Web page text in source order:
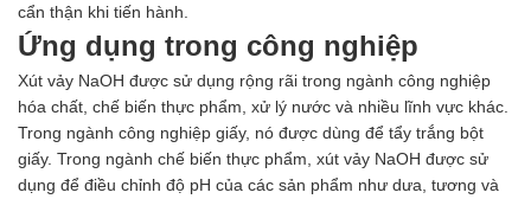
cẩn thận khi tiến hành.
Ứng dụng trong công nghiệp
Xút vảy NaOH được sử dụng rộng rãi trong ngành công nghiệp
hóa chất, chế biến thực phẩm, xử lý nước và nhiều lĩnh vực khác.
Trong ngành công nghiệp giấy, nó được dùng để tẩy trắng bột
giấy. Trong ngành chế biến thực phẩm, xút vảy NaOH được sử
dụng để điều chỉnh độ pH của các sản phẩm như dưa, tương và